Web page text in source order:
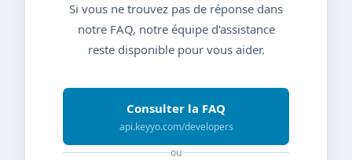
Si vous ne trouvez pas de réponse dans
notre FAQ, notre équipe d'assistance
reste disponible pour vous aider.
Consulter la FAQ
api.keyyo.com/developers
ou